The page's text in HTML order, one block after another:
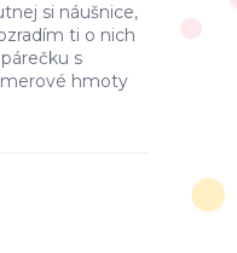
si náušnice,
ti o nich
s
hmoty